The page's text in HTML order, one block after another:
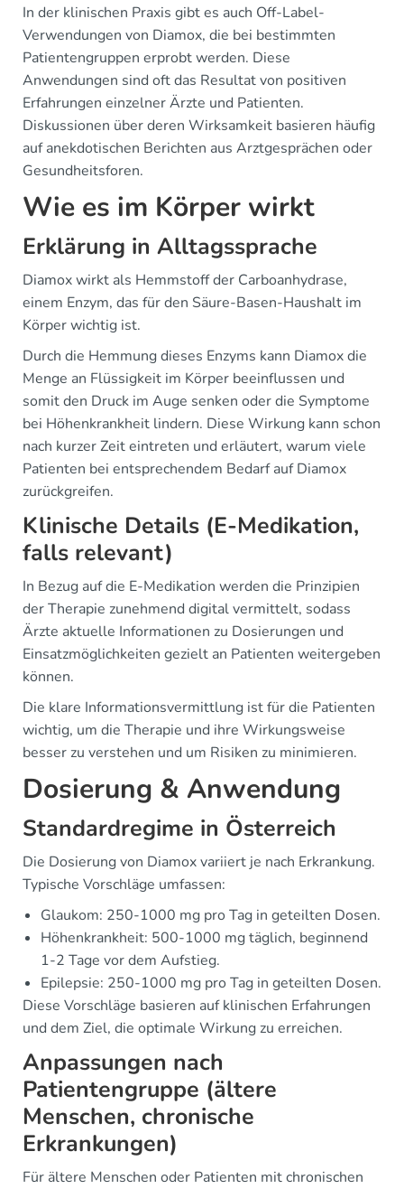
In der klinischen Praxis gibt es auch Off-Label-
Verwendungen von Diamox, die bei bestimmten
Patientengruppen erprobt werden. Diese
Anwendungen sind oft das Resultat von positiven
Erfahrungen einzelner Ärzte und Patienten.
Diskussionen über deren Wirksamkeit basieren häufig
auf anekdotischen Berichten aus Arztgesprächen oder
Gesundheitsforen.
Wie es im Körper wirkt
Erklärung in Alltagssprache
Diamox wirkt als Hemmstoff der Carboanhydrase,
einem Enzym, das für den Säure-Basen-Haushalt im
Körper wichtig ist.
Durch die Hemmung dieses Enzyms kann Diamox die
Menge an Flüssigkeit im Körper beeinflussen und
somit den Druck im Auge senken oder die Symptome
bei Höhenkrankheit lindern. Diese Wirkung kann schon
nach kurzer Zeit eintreten und erläutert, warum viele
Patienten bei entsprechendem Bedarf auf Diamox
zurückgreifen.
Klinische Details (E-Medikation,
falls relevant)
In Bezug auf die E-Medikation werden die Prinzipien
der Therapie zunehmend digital vermittelt, sodass
Ärzte aktuelle Informationen zu Dosierungen und
Einsatzmöglichkeiten gezielt an Patienten weitergeben
können.
Die klare Informationsvermittlung ist für die Patienten
wichtig, um die Therapie und ihre Wirkungsweise
besser zu verstehen und um Risiken zu minimieren.
Dosierung & Anwendung
Standardregime in Österreich
Die Dosierung von Diamox variiert je nach Erkrankung.
Typische Vorschläge umfassen:
Glaukom: 250-1000 mg pro Tag in geteilten Dosen.
Höhenkrankheit: 500-1000 mg täglich, beginnend
1-2 Tage vor dem Aufstieg.
Epilepsie: 250-1000 mg pro Tag in geteilten Dosen.
Diese Vorschläge basieren auf klinischen Erfahrungen
und dem Ziel, die optimale Wirkung zu erreichen.
Anpassungen nach
Patientengruppe (ältere
Menschen, chronische
Erkrankungen)
Für ältere Menschen oder Patienten mit chronischen